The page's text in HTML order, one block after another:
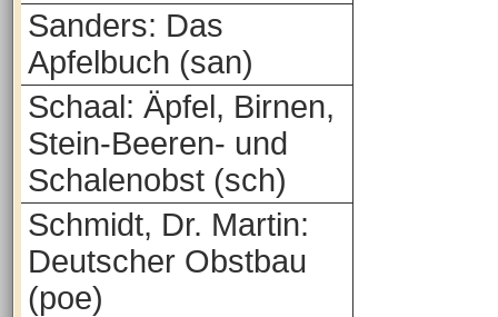
Sanders: Das
Apfelbuch (san)
Schaal: Äpfel, Birnen,
Stein-Beeren- und
Schalenobst (sch)
Schmidt, Dr. Martin:
Deutscher Obstbau
(poe)